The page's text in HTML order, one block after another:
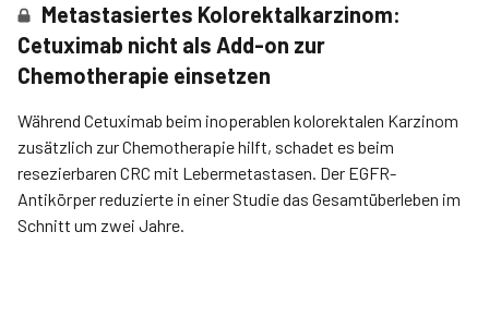
Metastasiertes Kolorektalkarzinom:
Cetuximab nicht als Add-on zur
Chemotherapie einsetzen
Während Cetuximab beim inoperablen kolorektalen Karzinom
zusätzlich zur Chemotherapie hilft, schadet es beim
resezierbaren CRC mit Lebermetastasen. Der EGFR-
Antikörper reduzierte in einer Studie das Gesamtüberleben im
Schnitt um zwei Jahre.